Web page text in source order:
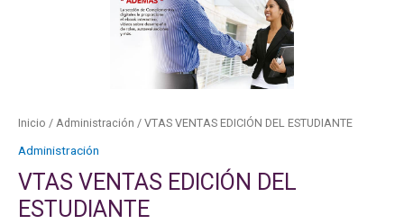
Inicio / Administración / VTAS VENTAS EDICIÓN DEL ESTUDIANTE
Administración
VTAS VENTAS EDICIÓN DEL
ESTUDIANTE